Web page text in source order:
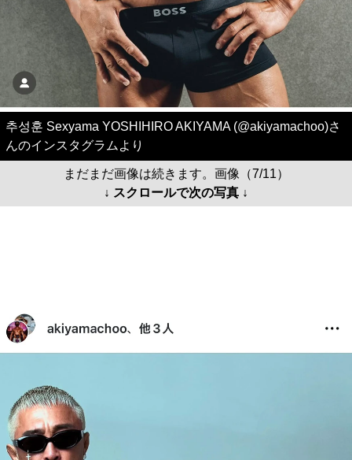
추성훈 Sexyama YOSHIHIRO AKIYAMA (@akiyamachoo)さ
んのインスタグラムより
まだまだ画像は続きます。画像（7/11）
↓ スクロールで次の写真 ↓